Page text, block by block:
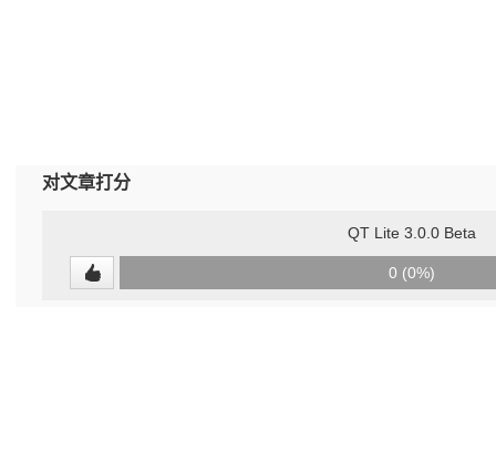
对文章打分
QT Lite 3.0.0 Beta
0 (0%)